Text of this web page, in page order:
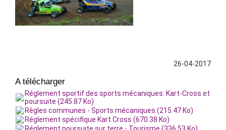
26-04-2017
A télécharger
Réglement sportif des sports mécaniques: Kart-Cross et
poursuite (245.87 Ko)
Règles communes - Sports mécaniques (215.47 Ko)
Réglement spécifique Kart Cross (670.38 Ko)
Réglement poursuite sur terre - Tourisme (336.53 Ko)